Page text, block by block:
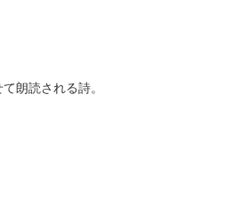
朗読される詩。